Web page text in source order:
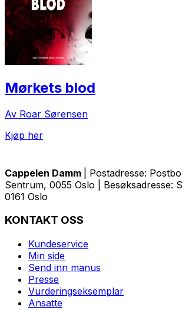
Mørkets blod
Av Roar Sørensen
Kjøp her
Cappelen Damm
| Postadresse:
Sentrum, 0055 Oslo | Besøksadresse:
0161 Oslo
KONTAKT OSS
Kundeservice
Min side
Send inn manus
Presse
Vurderingseksemplar
Ansatte